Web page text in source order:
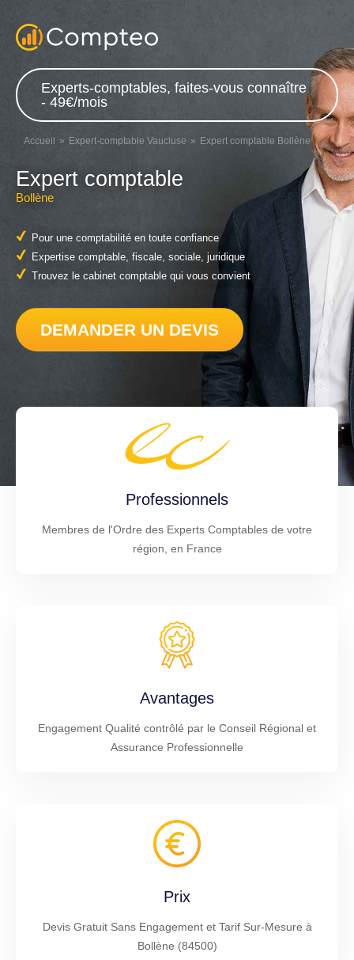
Experts-comptables, faites-vous connaître
- 49€/mois
Accueil Expert-comptable Vaucluse Expert comptable Bollène
Expert comptable
Bollène
Pour une comptabilité en toute confiance
Expertise comptable, fiscale, sociale, juridique
Trouvez le cabinet comptable qui vous convient
DEMANDER UN DEVIS
Professionnels
Membres de l'Ordre des Experts Comptables de votre
région, en France
Avantages
Engagement Qualité contrôlé par le Conseil Régional et
Assurance Professionnelle
Prix
Devis Gratuit Sans Engagement et Tarif Sur-Mesure à
Bollène (84500)